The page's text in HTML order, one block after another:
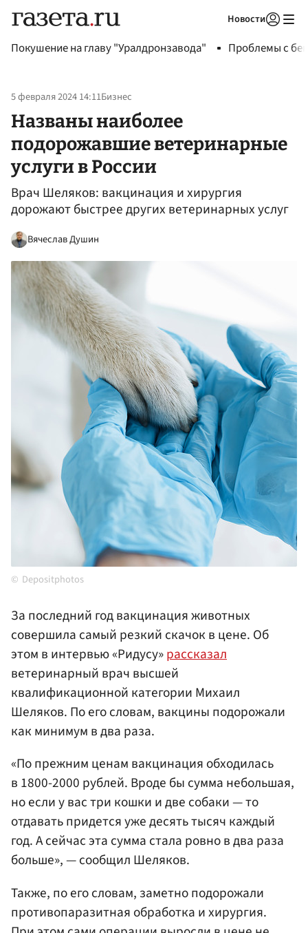
Новости
Покушение на главу "Уралдронзавода" Проблемы с
5 февраля 2024 14:11Бизнес
Названы наиболее
подорожавшие ветеринарные
услуги в России
Врач Шеляков: вакцинация и хирургия
дорожают быстрее других ветеринарных услуг
Вячеслав Душин
Depositphotos
За последний год вакцинация животных
совершила самый резкий скачок в цене. Об
этом в интервью «Ридусу»рассказал
ветеринарный врач высшей
квалификационной категории Михаил
Шеляков. По его словам, вакцины подорожали
как минимум в два раза.
«По прежним ценам вакцинация обходилась
в 1800-2000 рублей. Вроде бы сумма небольшая,
но если у вас три кошки и две собаки — то
отдавать придется уже десять тысяч каждый
год. А сейчас эта сумма стала ровно в два раза
больше», — сообщил Шеляков.
Также, по его словам, заметно подорожали
противопаразитная обработка и хирургия.